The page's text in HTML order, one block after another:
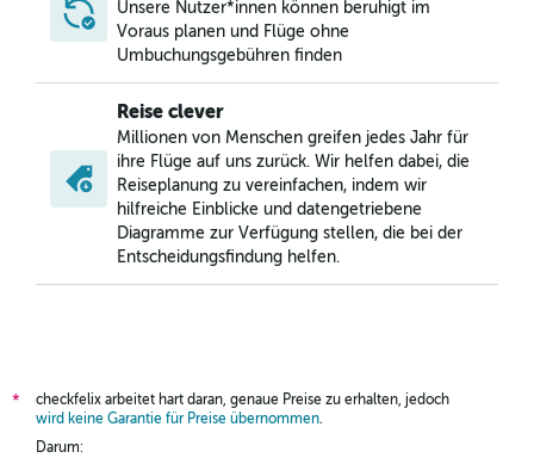
Unsere Nutzer*innen können beruhigt im
Voraus planen und Flüge ohne
Umbuchungsgebühren finden
Reise clever
Millionen von Menschen greifen jedes Jahr für
ihre Flüge auf uns zurück. Wir helfen dabei, die
Reiseplanung zu vereinfachen, indem wir
hilfreiche Einblicke und datengetriebene
Diagramme zur Verfügung stellen, die bei der
Entscheidungsfindung helfen.
*
checkfelix arbeitet hart daran, genaue Preise zu erhalten, jedoch
wird keine Garantie für Preise übernommen.
Darum: